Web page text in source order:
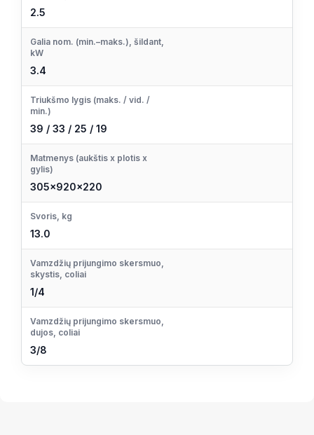
2.5
Galia nom. (min.–maks.), šildant,
kW
3.4
Triukšmo lygis (maks. / vid. /
min.)
39 / 33 / 25 / 19
Matmenys (aukštis x plotis x
gylis)
305×920×220
Svoris, kg
13.0
Vamzdžių prijungimo skersmuo,
skystis, coliai
1/4
Vamzdžių prijungimo skersmuo,
dujos, coliai
3/8